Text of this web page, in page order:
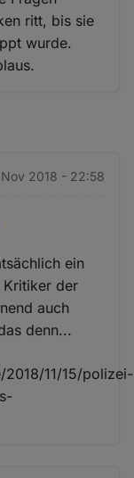
ritt, bis sie
wurde.
Nov 2018 - 22:58
ein
der
auch
denn...
11/15/polizei-